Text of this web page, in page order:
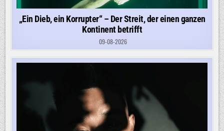
„Ein Dieb, ein Korrupter“ – Der Streit, der einen ganzen
Kontinent betrifft
09-08-2026